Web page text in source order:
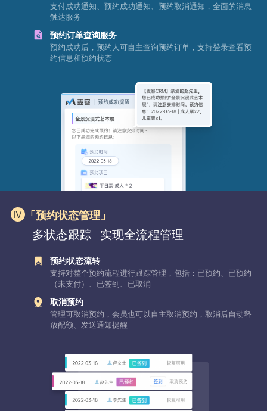
支付成功通知、预约成功通知、预约取消通知，全面的消息
触达服务
预约订单查询服务
预约成功后，预约人可自主查询预约订单，支持登录查看预
约信息和预约状态
「预约状态管理」
多状态跟踪 实现全流程管理
预约状态流转
支持对整个预约流程进行跟踪管理，包括：已预约、已预约
（未支付）、已签到、已取消
取消预约
管理可取消预约，会员也可以自主取消预约，取消后自动释
放配额、发送通知提醒